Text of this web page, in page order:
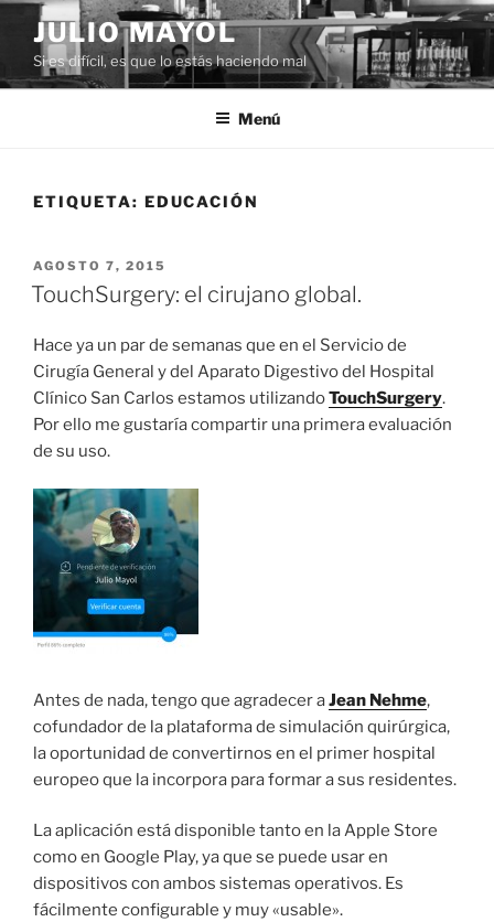
Saltar
contenido
JULIO MAYOL
Si es difícil, es que lo estás haciendo mal
Menú
ETIQUETA: EDUCACIÓN
PUBLICADO
EL
AGOSTO 7, 2015
TouchSurgery: el cirujano global.
Hace ya un par de semanas que en el Servicio de
Cirugía General y del Aparato Digestivo del Hospital
Clínico San Carlos estamos utilizandoTouchSurgery.
Por ello me gustaría compartir una primera evaluación
de su uso.
Antes de nada, tengo que agradecer aJean Nehme,
cofundador de la plataforma de simulación quirúrgica,
la oportunidad de convertirnos en el primer hospital
europeo que la incorpora para formar a sus residentes.
La aplicación está disponible tanto en la Apple Store
como en Google Play, ya que se puede usar en
dispositivos con ambos sistemas operativos. Es
fácilmente configurable y muy «usable».